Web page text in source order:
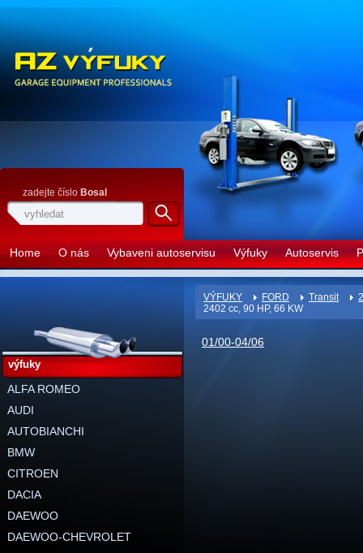
Home O nás Vybaveni autoservisu Výfuky Autoservis
zadejte číslo Bosal
VÝFUKY FORD Transit
2402 cc, 90 HP, 66 KW
01/00-04/06
výfuky
ALFA ROMEO
AUDI
AUTOBIANCHI
BMW
CITROEN
DACIA
DAEWOO
DAEWOO-CHEVROLET